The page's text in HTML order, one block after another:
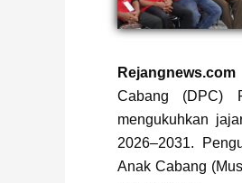
Cabang (DPC)
mengukuhkan
2026–2031.
Anak Cabang
Page
,